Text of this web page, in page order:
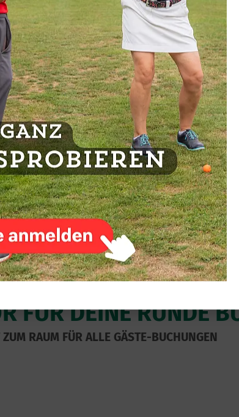
INDOOR TROPHY
FÜR DEINE RUNDE
RAUM FÜR ALLE GÄSTE-BUCHUNGEN